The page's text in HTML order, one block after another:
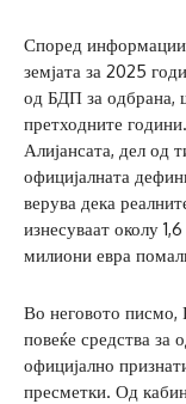
Според
земјата за 2025
од БДП за одбрана,
претходните
Алијансата, дел од
официјалната
верува дека
изнесуваат околу
милиони евра
Во неговото писмо,
повеќе средства за
официјално
пресметки. Од